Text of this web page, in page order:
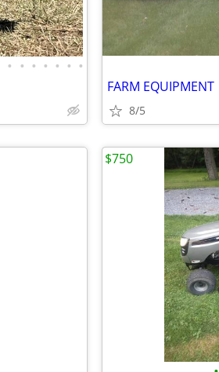
• • • • • • •
FARM EQUIPMENT
8/5
$750